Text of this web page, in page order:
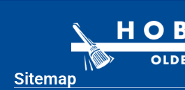
Sitemap